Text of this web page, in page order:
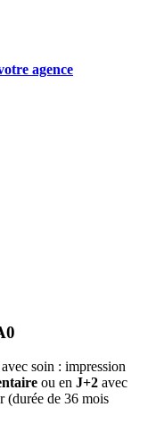
agence
avec soin : impression
ou en J+2 avec
(durée de 36 mois